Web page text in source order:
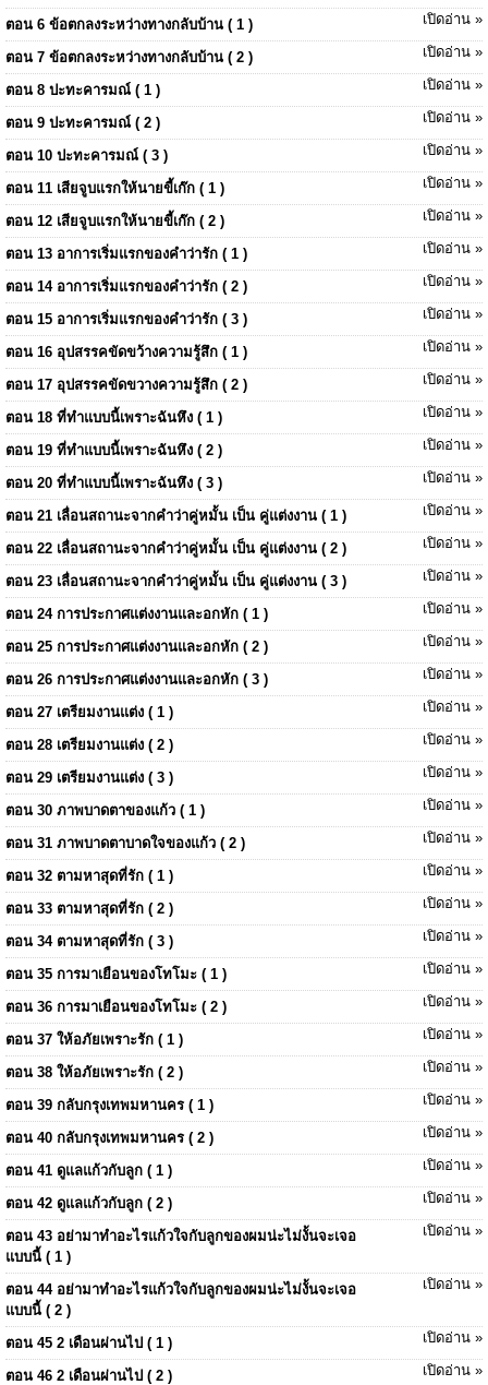
ตอน 6 ข้อตกลงระหว่างทางกลับบ้าน ( 1 ) เปิดอ่าน »
ตอน 7 ข้อตกลงระหว่างทางกลับบ้าน ( 2 ) เปิดอ่าน »
ตอน 8 ปะทะคารมณ์ ( 1 ) เปิดอ่าน »
ตอน 9 ปะทะคารมณ์ ( 2 ) เปิดอ่าน »
ตอน 10 ปะทะคารมณ์ ( 3 ) เปิดอ่าน »
ตอน 11 เสียจูบแรกให้นายขี้เก๊ก ( 1 ) เปิดอ่าน »
ตอน 12 เสียจูบแรกให้นายขี้เก๊ก ( 2 ) เปิดอ่าน »
ตอน 13 อาการเริ่มแรกของคำว่ารัก ( 1 ) เปิดอ่าน »
ตอน 14 อาการเริ่มแรกของคำว่ารัก ( 2 ) เปิดอ่าน »
ตอน 15 อาการเริ่มแรกของคำว่ารัก ( 3 ) เปิดอ่าน »
ตอน 16 อุปสรรคขัดขว้างความรู้สึก ( 1 ) เปิดอ่าน »
ตอน 17 อุปสรรคขัดขวางความรู้สึก ( 2 ) เปิดอ่าน »
ตอน 18 ที่ทำแบบนี้เพราะฉันหึง ( 1 ) เปิดอ่าน »
ตอน 19 ที่ทำแบบนี้เพราะฉันหึง ( 2 ) เปิดอ่าน »
ตอน 20 ที่ทำแบบนี้เพราะฉันหึง ( 3 ) เปิดอ่าน »
ตอน 21 เลื่อนสถานะจากคำว่าคู่หมั้น เป็น คู่แต่งงาน ( 1 ) เปิดอ่าน »
ตอน 22 เลื่อนสถานะจากคำว่าคู่หมั้น เป็น คู่แต่งงาน ( 2 ) เปิดอ่าน »
ตอน 23 เลื่อนสถานะจากคำว่าคู่หมั้น เป็น คู่แต่งงาน ( 3 ) เปิดอ่าน »
ตอน 24 การประกาศแต่งงานและอกหัก ( 1 ) เปิดอ่าน »
ตอน 25 การประกาศแต่งงานและอกหัก ( 2 ) เปิดอ่าน »
ตอน 26 การประกาศแต่งงานและอกหัก ( 3 ) เปิดอ่าน »
ตอน 27 เตรียมงานแต่ง ( 1 ) เปิดอ่าน »
ตอน 28 เตรียมงานแต่ง ( 2 ) เปิดอ่าน »
ตอน 29 เตรียมงานแต่ง ( 3 ) เปิดอ่าน »
ตอน 30 ภาพบาดตาของแก้ว ( 1 ) เปิดอ่าน »
ตอน 31 ภาพบาดตาบาดใจของแก้ว ( 2 ) เปิดอ่าน »
ตอน 32 ตามหาสุดที่รัก ( 1 ) เปิดอ่าน »
ตอน 33 ตามหาสุดที่รัก ( 2 ) เปิดอ่าน »
ตอน 34 ตามหาสุดที่รัก ( 3 ) เปิดอ่าน »
ตอน 35 การมาเยือนของโทโมะ ( 1 ) เปิดอ่าน »
ตอน 36 การมาเยือนของโทโมะ ( 2 ) เปิดอ่าน »
ตอน 37 ให้อภัยเพราะรัก ( 1 ) เปิดอ่าน »
ตอน 38 ให้อภัยเพราะรัก ( 2 ) เปิดอ่าน »
ตอน 39 กลับกรุงเทพมหานคร ( 1 ) เปิดอ่าน »
ตอน 40 กลับกรุงเทพมหานคร ( 2 ) เปิดอ่าน »
ตอน 41 ดูแลแก้วกับลูก ( 1 ) เปิดอ่าน »
ตอน 42 ดูแลแก้วกับลูก ( 2 ) เปิดอ่าน »
ตอน 43 อย่ามาทำอะไรแก้วใจกับลูกของผมน่ะไม่งั้นจะเจอ
แบบนี้ ( 1 )
เปิดอ่าน »
ตอน 44 อย่ามาทำอะไรแก้วใจกับลูกของผมน่ะไม่งั้นจะเจอ
แบบนี้ ( 2 )
เปิดอ่าน »
ตอน 45 2 เดือนผ่านไป ( 1 ) เปิดอ่าน »
ตอน 46 2 เดือนผ่านไป ( 2 ) เปิดอ่าน »